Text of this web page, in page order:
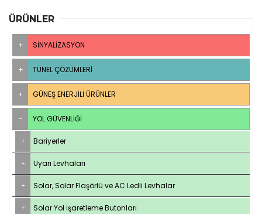
ÜRÜNLER
SINYALIZASYON
TÜNEL ÇÖZÜMLERI
GÜNEŞ ENERJILI ÜRÜNLER
YOL GÜVENLIĞI
Bariyerler
Uyarı Levhaları
Solar, Solar Flaşörlü ve AC Ledli Levhalar
Solar Yol İşaretleme Butonları